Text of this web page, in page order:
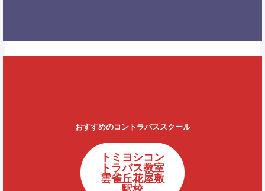
おすすめのコントラバススクール
トミヨシコン
トラバス教室
雲雀丘花屋敷